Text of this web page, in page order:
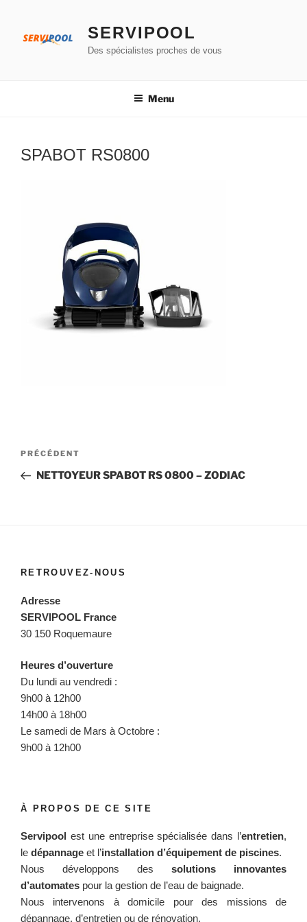
contenu
SERVIPOOL
Des spécialistes proches de vous
Menu
SPABOT RS0800
Navigation
l’article
Article
précédent
PRÉCÉDENT
NETTOYEUR SPABOT RS 0800 – ZODIAC
RETROUVEZ-NOUS
Adresse
SERVIPOOL France
30 150 Roquemaure
Heures d’ouverture
Du lundi au vendredi :
9h00 à 12h00
14h00 à 18h00
Le samedi de Mars à Octobre :
9h00 à 12h00
À PROPOS DE CE SITE
Servipool est une entreprise spécialisée dans l’entretien,
le dépannage et l’installation d’équipement de piscines.
Nous développons des solutions innovantes
d’automates pour la gestion de l’eau de baignade.
Nous intervenons à domicile pour des missions de
dépannage, d’entretien ou de rénovation.